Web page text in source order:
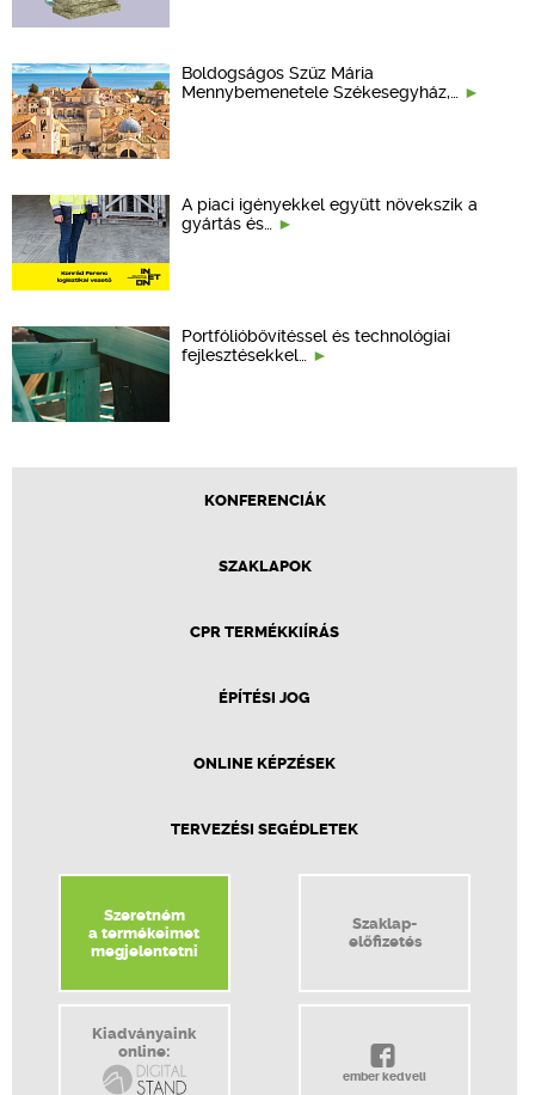
Boldogságos Szűz Mária
Mennybemenetele Székesegyház,…
A piaci igényekkel együtt növekszik a
gyártás és…
Portfólióbővítéssel és technológiai
fejlesztésekkel…
KONFERENCIÁK
SZAKLAPOK
CPR TERMÉKKIÍRÁS
ÉPÍTÉSI JOG
ONLINE KÉPZÉSEK
TERVEZÉSI SEGÉDLETEK
Szeretném
a termékeimet
megjelentetni
Szaklap-
előfizetés
Kiadványaink
online:
ember kedveli